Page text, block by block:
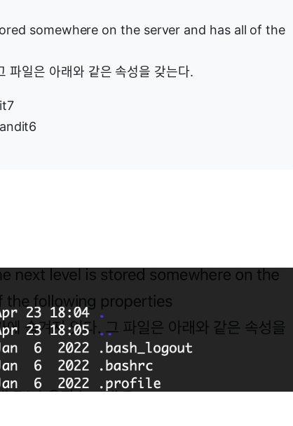
somewhere on the server and has all of the
파일은 아래와 같은 속성을 갖는다.